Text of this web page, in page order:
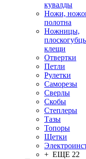
кувалды
Ножи,
полотна
Ножницы,
клещи
Отвертки
Петли
Рулетки
Саморезы
Сверлы
Скобы
Степлеры
Тазы
Топоры
Щетки
+ ЕЩЕ 22